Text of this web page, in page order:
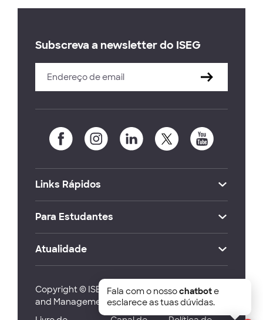
Subscreva a newsletter do ISEG
Links Rápidos
Para Estudantes
Atualidade
Copyright © ISEG Lisbon School of Economics
and Management 2026
Fala com o nossochatbote
esclarece as tuas dúvidas.